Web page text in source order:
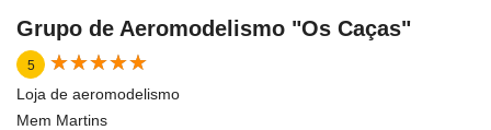
Grupo de Aeromodelismo "Os Caças"
5 ★★★★★
★★★★★
Loja de aeromodelismo
Mem Martins